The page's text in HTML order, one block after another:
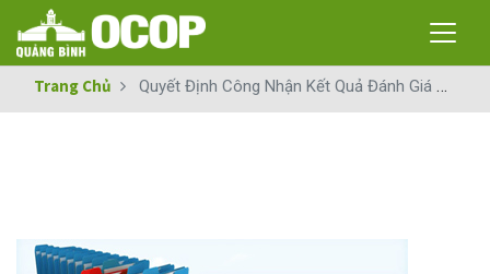
Trang Chủ Quyết Định Công Nhận Kết Quả Đánh Giá Phân Hạng Sản Phẩm OCOP Cấp Tỉnh Thuộc Chương Trình “Mỗi Xã Một Sản Phẩm” Tỉnh Quảng Bình Năm 2020